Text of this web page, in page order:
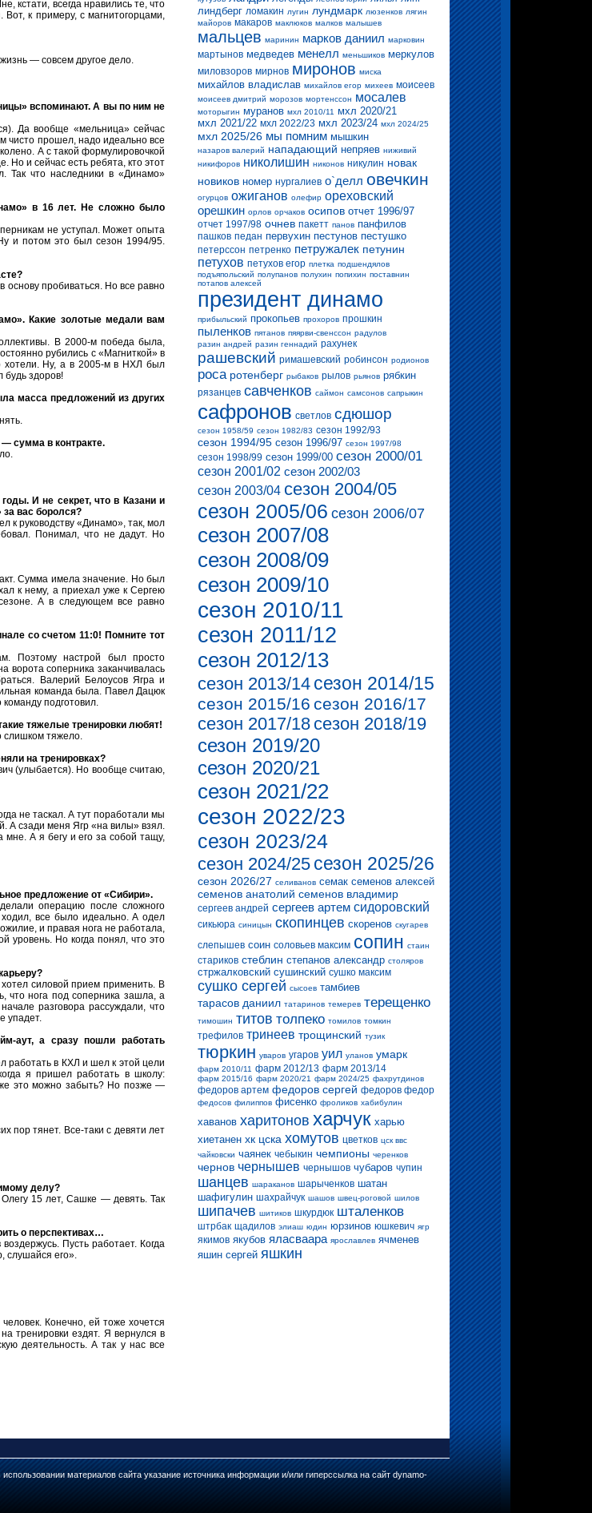
кстати, всегда нравились те, что
к примеру, с магнитогорцами,
— совсем другое дело.
вспоминают. А вы по ним не
Да вообще «мельница» сейчас
чисто прошел, надо идеально все
А с такой формулировочкой
Но и сейчас есть ребята, кто этот
Так что наследники в «Динамо»
в 16 лет. Не сложно было
не уступал. Может опыта
и потом это был сезон 1994/95.
пробиваться. Но все равно
Какие золотые медали вам
В 2000-м победа была,
рубились с «Магниткой» в
хотели. Ну, а в 2005-м в НХЛ был
будь здоров!
масса предложений из других
сумма в контракте.
И не секрет, что в Казани и
вас боролся?
к руководству «Динамо», так, мол
Понимал, что не дадут. Но
Сумма имела значение. Но был
к нему, а приехал уже к Сергею
А в следующем все равно
со счетом 11:0! Помните тот
Поэтому настрой был просто
ворота соперника заканчивалась
Валерий Белоусов Ягра и
команда была. Павел Дацюк
подготовил.
тяжелые тренировки любят!
слишком тяжело.
на тренировках?
(улыбается). Но вообще считаю,
не таскал. А тут поработали мы
А сзади меня Ягр «на вилы» взял.
А я бегу и его за собой тащу,
предложение от «Сибири».
операцию после сложного
все было идеально. А одел
и правая нога не работала,
уровень. Но когда понял, что это
силовой прием применить. В
что нога под соперника зашла, а
разговора рассуждали, что
упадет.
аут, а сразу пошли работать
работать в КХЛ и шел к этой цели
я пришел работать в школу:
это можно забыть? Но позже —
пор тянет. Все-таки с девяти лет
делу?
15 лет, Сашке — девять. Так
о перспективах…
Пусть работает. Когда
слушайся его».
Конечно, ей тоже хочется
тренировки ездят. Я вернулся в
деятельность. А так у нас все
линдберг ломакин лугин лундмарк люзенков лягин
майоров макаров маклюков малков малышев
мальцев маринин марков даниил марковин
мартынов медведев менелл меньшиков меркулов
миловзоров мирнов миронов миска
михайлов владислав михайлов егор михеев моисеев
моисеев дмитрий морозов мортенссон мосалев
моторыгин муранов мхл 2010/11 мхл 2020/21
мхл 2021/22 мхл 2022/23 мхл 2023/24 мхл 2024/25
мхл 2025/26 мы помним мышкин
назаров валерий нападающий непряев ниживий
никифоров николишин никонов никулин новак
новиков номер нургалиев о`делл овечкин
огурцов ожиганов олефир ореховский
орешкин орлов орчаков осипов отчет 1996/97
отчет 1997/98 очнев пакетт панов панфилов
пашков педан первухин пестунов пестушко
петерссон петренко петружалек петунин
петухов петухов егор плетка подшендялов
подъяпольский полупанов полухин попихин поставнин
потапов алексей
президент динамо
прибыльский прокопьев прохоров прошкин
пыленков пятанов пяярви-свенссон радулов
разин андрей разин геннадий рахунек
рашевский римашевский робинсон родионов
роса ротенберг рыбаков рылов рьянов рябкин
рязанцев савченков саймон самсонов сапрыкин
сафронов светлов сдюшор
сезон 1958/59 сезон 1982/83 сезон 1992/93
сезон 1994/95 сезон 1996/97 сезон 1997/98
сезон 1998/99 сезон 1999/00 сезон 2000/01
сезон 2001/02 сезон 2002/03
сезон 2003/04 сезон 2004/05
сезон 2005/06 сезон 2006/07
сезон 2007/08
сезон 2008/09
сезон 2009/10
сезон 2010/11
сезон 2011/12
сезон 2012/13
сезон 2013/14 сезон 2014/15
сезон 2015/16 сезон 2016/17
сезон 2017/18 сезон 2018/19
сезон 2019/20
сезон 2020/21
сезон 2021/22
сезон 2022/23
сезон 2023/24
сезон 2024/25 сезон 2025/26
сезон 2026/27 селиванов семак семенов алексей
семенов анатолий семенов владимир
сергеев андрей сергеев артем сидоровский
сикьюра синицын скопинцев скоренов скугарев
слепышев соин соловьев максим сопин стаин
стариков стеблин степанов александр столяров
стржалковский сушинский сушко максим
сушко сергей сысоев тамбиев
тарасов даниил татаринов темерев терещенко
тимошин титов толпеко томилов томкин
трефилов тринеев трощинский тузик
тюркин уваров угаров уил уланов умарк
фарм 2010/11 фарм 2012/13 фарм 2013/14
фарм 2015/16 фарм 2020/21 фарм 2024/25 фахрутдинов
федоров артем федоров сергей федоров федор
федосов филиппов фисенко фроликов хабибулин
хаванов харитонов харчук харью
хиетанен хк цска хомутов цветков цск ввс
чайковски чаянек чебыкин чемпионы черенков
чернов чернышев чернышов чубаров чупин
шанцев шараканов шарыченков шатан
шафигулин шахрайчук шашов швец-роговой шилов
шипачев шитиков шкурдюк шталенков
штрбак щадилов элиаш юдин юрзинов юшкевич ягр
якимов якубов яласваара ярославлев ячменев
яшин сергей яшкин
материалов сайта указание источника информации и/или гиперссылка на сайт dynamo-